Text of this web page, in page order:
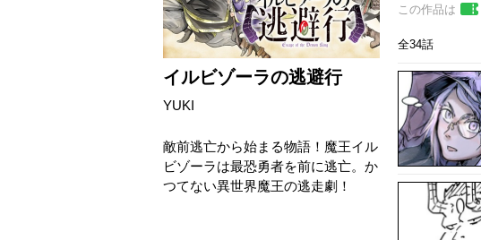
イルビゾーラの逃避行
YUKI
敵前逃亡から始まる物語！魔王イル
ビゾーラは最恐勇者を前に逃亡。か
つてない異世界魔王の逃走劇！
この作品は
全34話